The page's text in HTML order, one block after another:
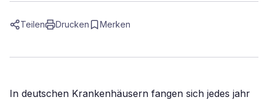
Teilen Drucken Merken
In deutschen Krankenhäusern fangen sich jedes jahr